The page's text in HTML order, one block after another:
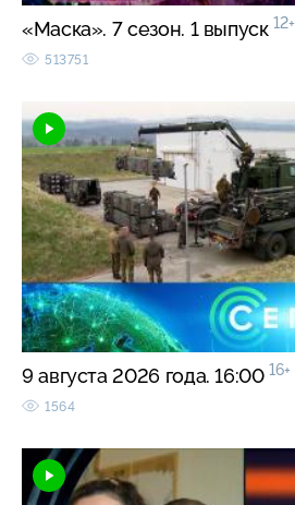
«Маска». 7 сезон. 1 выпуск 12+
513751
9 августа 2026 года. 16:00 16+
1564